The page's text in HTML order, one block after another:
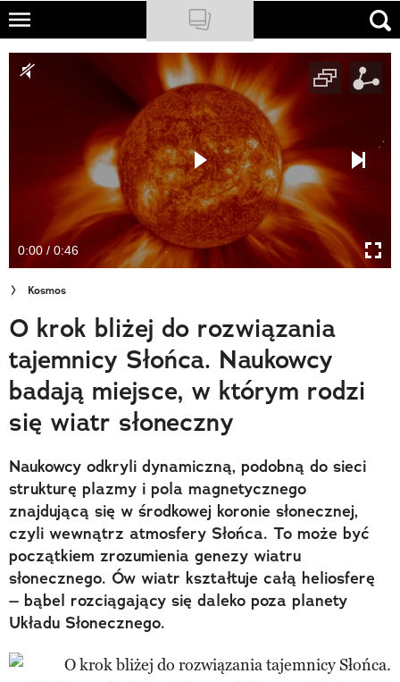
Skip
main
NATIONAL GEOGRAPHIC
Newsletter
Cuda Polski
Wielki Konkurs Fotograficzny
Trendbook Podróżniczy
Polecane
0:00 / 0:46
Kosmos
O krok bliżej do rozwiązania
tajemnicy Słońca. Naukowcy
badają miejsce, w którym rodzi
się wiatr słoneczny
Naukowcy odkryli dynamiczną, podobną do sieci
strukturę plazmy i pola magnetycznego
znajdującą się w środkowej koronie słonecznej,
czyli wewnątrz atmosfery Słońca. To może być
początkiem zrozumienia genezy wiatru
słonecznego. Ów wiatr kształtuje całą heliosferę
– bąbel rozciągający się daleko poza planety
Układu Słonecznego.